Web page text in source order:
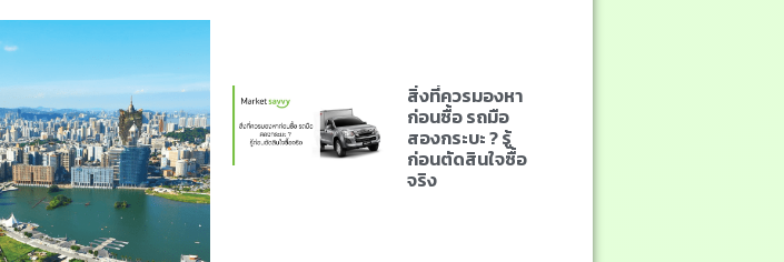
สิ่งที่ควรมองหา
ก่อนซื้อ รถมือ
สองกระบะ ? รู้
ก่อนตัดสินใจซื้อ
จริง